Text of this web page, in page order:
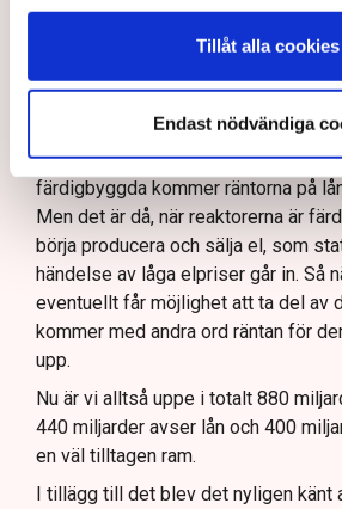
Tillåt alla cookies
Endast nödvändiga
tilltagen ram.”
gällde lån till företag som bygger
under uppbyggnadsfasen. När
färdigbyggda kommer räntorna på
Men det är då, när reaktorerna är
börja producera och sälja el, som
händelse av låga elpriser går in. Så
eventuellt får möjlighet att ta del av
kommer med andra ord räntan för
upp.
Nu är vi alltså uppe i totalt 880
440 miljarder avser lån och 400
en väl tilltagen ram.
I tillägg till det blev det nyligen känt